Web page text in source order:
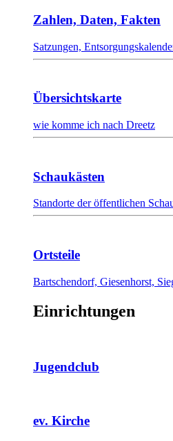
Zahlen, Daten, Fakten
Satzungen,
Übersichtskarte
wie komme ich nach Dreetz
Schaukästen
Standorte der öffentlichen
Ortsteile
Bartschendorf, Giesenhorst,
Einrichtungen
Jugendclub
ev. Kirche